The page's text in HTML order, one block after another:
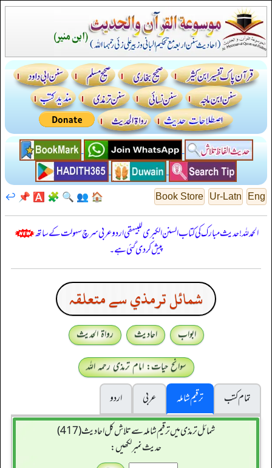
Eng
Ur-Latn
Book Store
🏠
👥
🔍
🧩
🅰️
📌
↩️
الحمدللہ! حدیث مبارک کی کتاب السنن الكبرى للبيهقي اردو عربی سرچ سہولت کے ساتھ
پیش کر دی گئی ہے۔
شمائل ترمذي سے متعلقہ
ابواب احادیث
رواۃ الحدیث
سوانح حیات: امام ترمذی رحمہ اللہ
تمام کتب
ترقیم شاملہ عربی
اردو
شمائل ترمذی میں ترقیم شاملہ سے تلاش کل احادیث (417)
حدیث نمبر لکھیں: